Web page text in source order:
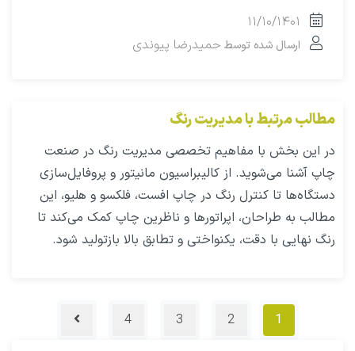
۱۱/۱۰/۱۴۰۱
ارسال شده توسط حمیدرضا پیوندی
مطالب مرتبط با مدیریت رنگ
در این بخش با مفاهیم تخصصی مدیریت رنگ در صنعت
چاپ آشنا می‌شوید. از کالیبراسیون مانیتور و پروفایل‌سازی
دستگاه‌ها تا کنترل رنگ در چاپ افست، فلکسو و هلیو، این
مطالب به طراحان، اپراتورها و ناظرین چاپ کمک می‌کند تا
رنگ نهایی با دقت، یکنواختی و تطابق بالا بازتولید شود.
1
2
3
4